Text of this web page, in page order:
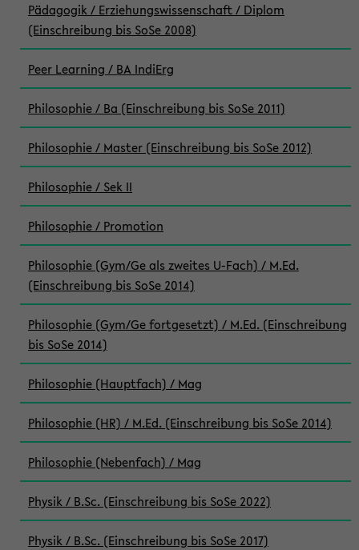
Pädagogik / Erziehungswissenschaft / Diplom
(Einschreibung bis SoSe 2008)
Peer Learning / BA IndiErg
Philosophie / Ba (Einschreibung bis SoSe 2011)
Philosophie / Master (Einschreibung bis SoSe 2012)
Philosophie / Sek II
Philosophie / Promotion
Philosophie (Gym/Ge als zweites U-Fach) / M.Ed.
(Einschreibung bis SoSe 2014)
Philosophie (Gym/Ge fortgesetzt) / M.Ed. (Einschreibung
bis SoSe 2014)
Philosophie (Hauptfach) / Mag
Philosophie (HR) / M.Ed. (Einschreibung bis SoSe 2014)
Philosophie (Nebenfach) / Mag
Physik / B.Sc. (Einschreibung bis SoSe 2022)
Physik / B.Sc. (Einschreibung bis SoSe 2017)